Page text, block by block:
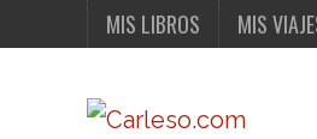
MIS LIBROS MIS